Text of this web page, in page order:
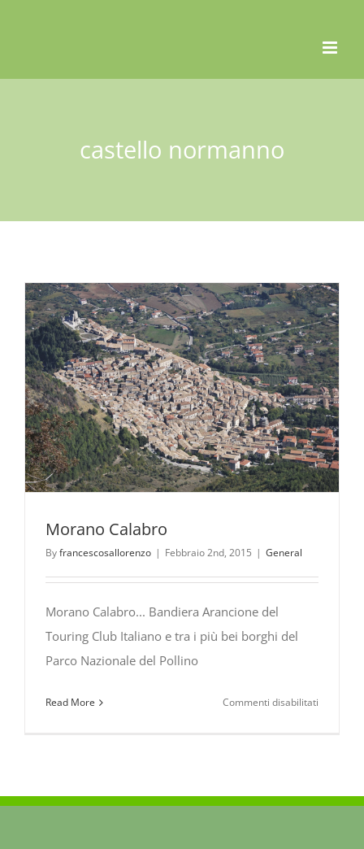
castello normanno
Morano Calabro
Byfrancescosallorenzo | Febbraio 2nd, 2015 | General
Morano Calabro... Bandiera Arancione del
Touring Club Italiano e tra i più bei borghi del
Parco Nazionale del Pollino
Read More Commenti disabilitati